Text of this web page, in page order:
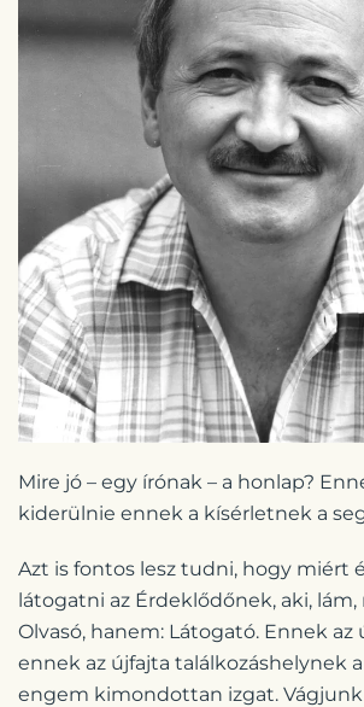
Mire jó – egy írónak – a honlap?
kiderülnie ennek a kísérletnek a
Azt is fontos lesz tudni, hogy miért
látogatni az Érdeklődőnek, aki,
Olvasó, hanem: Látogató. Ennek az
ennek az újfajta találkozáshelynek
engem kimondottan izgat.